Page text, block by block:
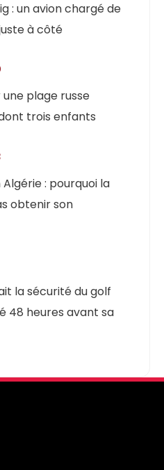
: un avion chargé de
à côté
une plage russe
trois enfants
: pourquoi la
obtenir son
la sécurité du golf
48 heures avant sa